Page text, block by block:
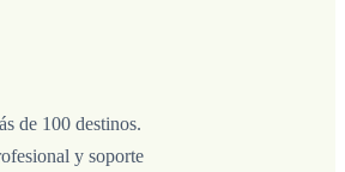
de 100 destinos.
y soporte